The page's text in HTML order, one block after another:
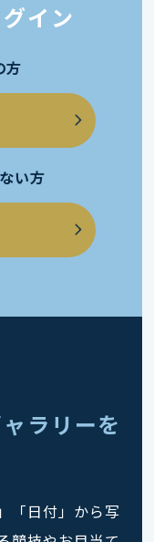
イン
方
い方
ラリーを
「日付」から写